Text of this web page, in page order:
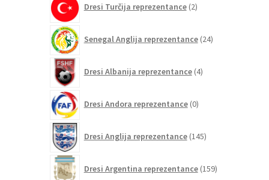
Dresi Turčija reprezentance 2izdelka
Senegal Anglija reprezentance 24izdelkov
Dresi Albanija reprezentance 4izdelki
Dresi Andora reprezentance 0izdelkov
Dresi Anglija reprezentance 145izdelkov
Dresi Argentina reprezentance 159izdelkov